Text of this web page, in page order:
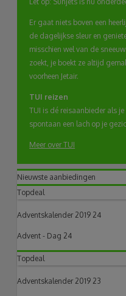
Er gaat niets boven een
de dagelijkse sleur en
misschien wel van de
zoekt, je boekt ze altijd
voorheen Jetair.
TUI reizen
TUI is dé reisaanbieder als
spontaan een lach op je
Meer over TUI
Nieuwste aanbiedingen
Topdeal
Adventskalender 2019 24
Advent - Dag 24
Topdeal
Adventskalender 2019 23